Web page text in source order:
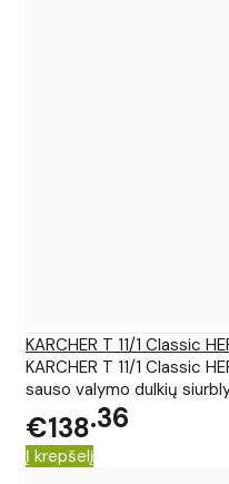
KARCHER T 11/1 Classic
KARCHER T 11/1 Classic
sauso valymo dulkių
€138 36
Į krepšelį